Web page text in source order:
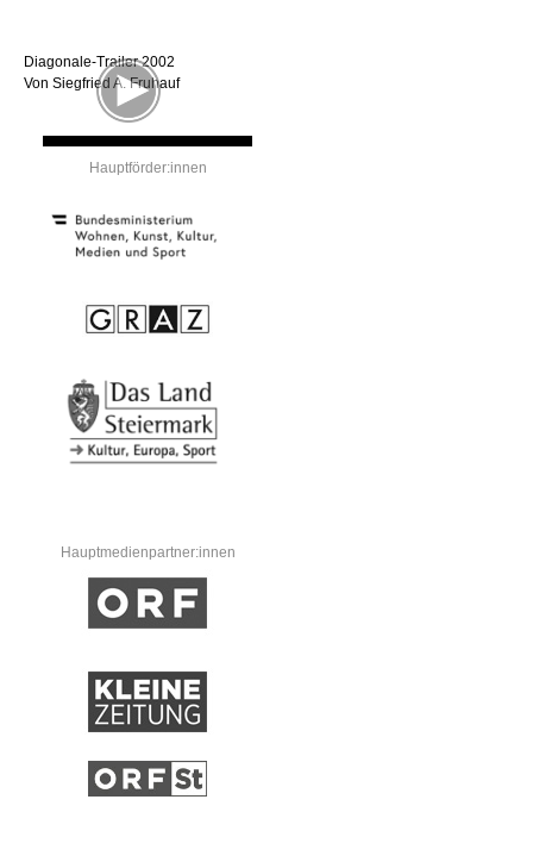
Diagonale-Trailer 2002
Von Siegfried A. Fruhauf
Hauptförder:innen
Hauptmedienpartner:innen